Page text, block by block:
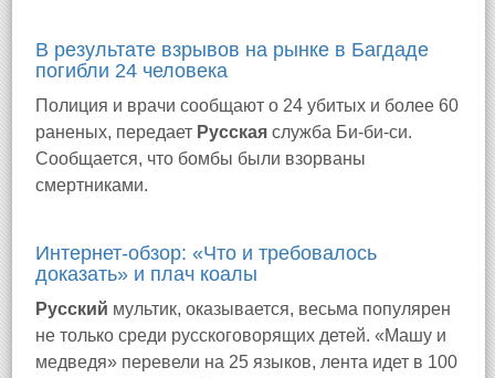
В результате взрывов на рынке в Багдаде
погибли 24 человека
Полиция и врачи сообщают о 24 убитых и более 60
раненых, передает Русская служба Би-би-си.
Сообщается, что бомбы были взорваны
смертниками.
Интернет-обзор: «Что и требовалось
доказать» и плач коалы
Русский мультик, оказывается, весьма популярен
не только среди русскоговорящих детей. «Машу и
медведя» перевели на 25 языков, лента идет в 100